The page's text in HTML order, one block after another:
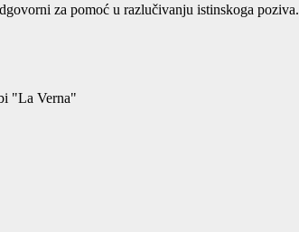
za pomoć u razlučivanju istinskoga poziva.
"La Verna"